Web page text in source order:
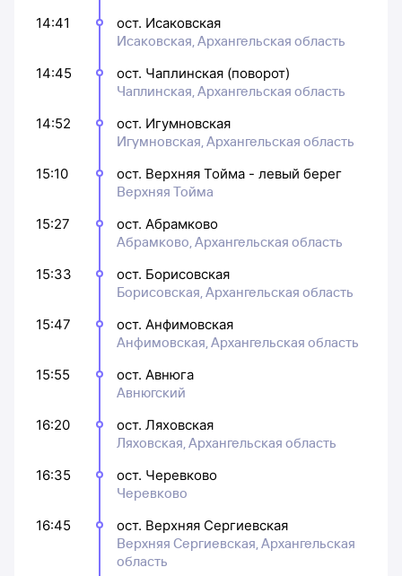
14:41
ост. Исаковская
Исаковская, Архангельская область
14:45
ост. Чаплинская (поворот)
Чаплинская, Архангельская область
14:52
ост. Игумновская
Игумновская, Архангельская область
15:10
ост. Верхняя Тойма - левый берег
Верхняя Тойма
15:27
ост. Абрамково
Абрамково, Архангельская область
15:33
ост. Борисовская
Борисовская, Архангельская область
15:47
ост. Анфимовская
Анфимовская, Архангельская область
15:55
ост. Авнюга
Авнюгский
16:20
ост. Ляховская
Ляховская, Архангельская область
16:35
ост. Черевково
Черевково
16:45
ост. Верхняя Сергиевская
Верхняя Сергиевская, Архангельская
область